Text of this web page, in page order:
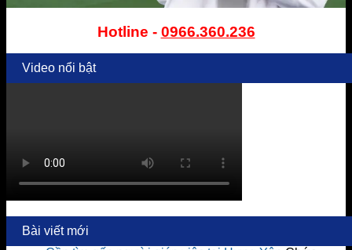
Hotline - 0966.360.236
Video nổi bật
Bài viết mới